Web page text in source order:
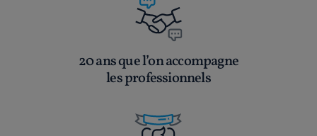
20 ans que l’on accompagne
les professionnels